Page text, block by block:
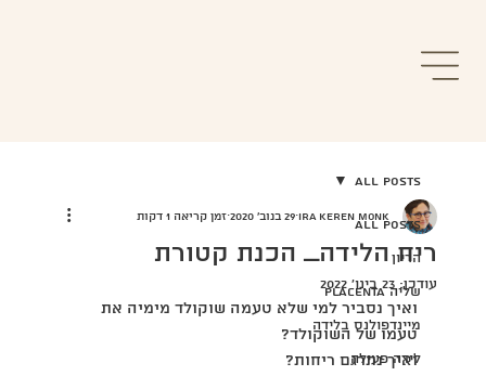
All Posts
הריון
שליה Placenta
מיינדפולנס בלידה
לידה פעילה
All Posts
ריח הלידה_ הכנת קטורת
IRA KEREN MONK 29 בנוב׳ 2020 זמן קריאה 1 דקות
עודכן:23 בינו׳ 2022
ואיך נסביר למי שלא טעמה שוקולד מימיה את
טעמו של השוקולד?
ואיך נתרגם ריחות?